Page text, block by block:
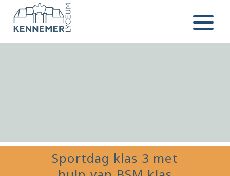
Ga naar de inhoud
Menu
Sportdag klas 3 met